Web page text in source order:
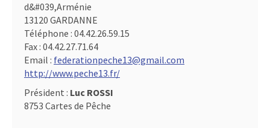
d&#039,Arménie
13120 GARDANNE
Téléphone : 04.42.26.59.15
Fax : 04.42.27.71.64
Email : federationpeche13@gmail.com
http://www.peche13.fr/
Président : Luc ROSSI
8753 Cartes de Pêche